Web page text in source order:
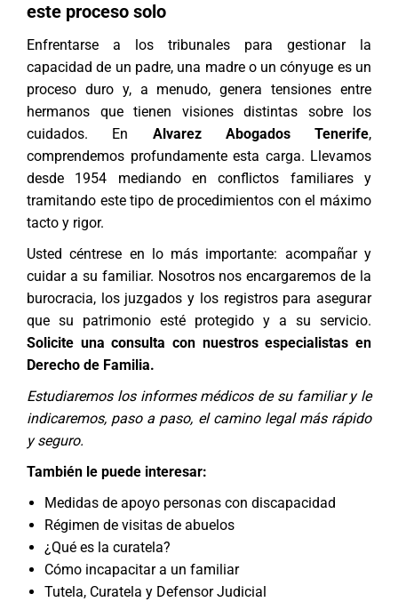
este proceso solo
Enfrentarse a los tribunales para gestionar la
capacidad de un padre, una madre o un cónyuge es un
proceso duro y, a menudo, genera tensiones entre
hermanos que tienen visiones distintas sobre los
cuidados. En Alvarez Abogados Tenerife,
comprendemos profundamente esta carga. Llevamos
desde 1954 mediando en conflictos familiares y
tramitando este tipo de procedimientos con el máximo
tacto y rigor.
Usted céntrese en lo más importante: acompañar y
cuidar a su familiar. Nosotros nos encargaremos de la
burocracia, los juzgados y los registros para asegurar
que su patrimonio esté protegido y a su servicio.
Solicite una consulta con nuestros especialistas en
Derecho de Familia.
Estudiaremos los informes médicos de su familiar y le
indicaremos, paso a paso, el camino legal más rápido
y seguro.
También le puede interesar:
Medidas de apoyo personas con discapacidad
Régimen de visitas de abuelos
¿Qué es la curatela?
Cómo incapacitar a un familiar
Tutela, Curatela y Defensor Judicial